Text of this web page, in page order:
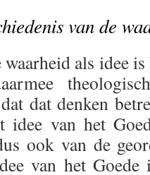
van de
als idee
dat denken
idee van het
ook van de
van het